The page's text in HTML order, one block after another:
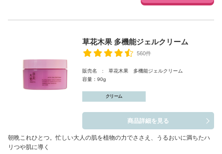
草花木果 多機能ジェルクリーム
560件
販売名 : 草花木果 多機能ジェルクリーム
容量：90g
クリーム
商品詳細を見る
朝晩これひとつ。忙しい大人の肌を植物の力でささえ、うるおいに満ちたハ
リつや肌に導く